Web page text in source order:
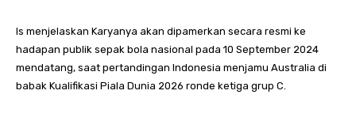
Is menjelaskan Karyanya akan dipamerkan secara resmi ke
hadapan publik sepak bola nasional pada 10 September 2024
mendatang, saat pertandingan Indonesia menjamu Australia di
babak Kualifikasi Piala Dunia 2026 ronde ketiga grup C.